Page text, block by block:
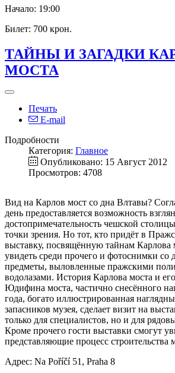
Начало: 19:00
Билет: 700 крон.
ТАЙНЫ И ЗАГАДКИ
МОСТА
Печать
E-mail
Подробности
Категория: Главное
Опубликовано: 15 Август 2012
Просмотров: 4708
Вид на Карлов мост со дна Влтавы?
день предоставляется возможность
достопримечательность чешской
точки зрения. Но тот, кто придёт в
выставку, посвящённую тайнам Карлова
увидеть среди прочего и фотоснимки со
предметы, выловленные пражскими
водолазами. История Карлова моста и
Юдифина моста, частично снесённого
года, богато иллюстрированная
запасников музея, сделает визит на
только для специалистов, но и для
Кроме прочего гости выставки смогут
представляющие процесс строительства
Адрес: Na Poříčí 51, Praha 8